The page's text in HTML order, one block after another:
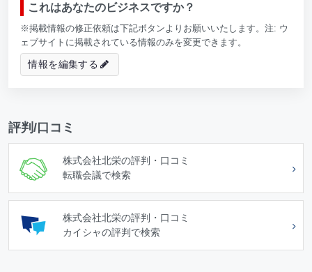
これはあなたのビジネスですか？
※掲載情報の修正依頼は下記ボタンよりお願いいたします。注: ウ
ェブサイトに掲載されている情報のみを変更できます。
情報を編集する
評判/口コミ
株式会社北栄の評判・口コミ
転職会議で検索
株式会社北栄の評判・口コミ
カイシャの評判で検索